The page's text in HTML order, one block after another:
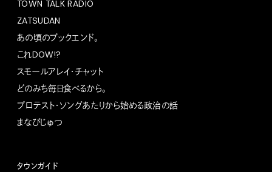
TOWN TALK RADIO
ZATSUDAN
あの頃のブックエンド。
これDOW!?
スモールアレイ・チャット
どのみち毎日食べるから。
プロテスト・ソングあたりから始める政治の話
まなびじゅつ
タウンガイド